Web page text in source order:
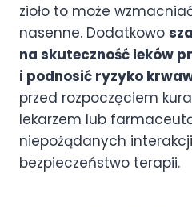
zioło to może
nasenne. Dodatkowo
na skuteczność leków
i podnosić ryzyko
przed rozpoczęciem
lekarzem lub
niepożądanych
bezpieczeństwo terapii.